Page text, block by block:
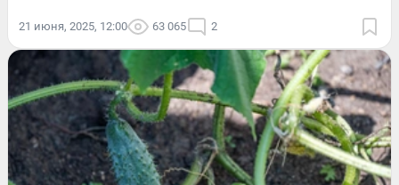
21 июня, 2025, 12:00 63 065 2